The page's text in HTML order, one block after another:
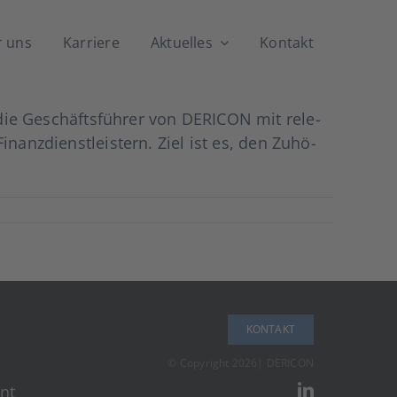
uns Kar­rie­re Aktu­el­les Kon­takt
Geschäfts­füh­rer von DERICON mit rele­
Ziel ist es, den Zuhö­
KON­TAKT